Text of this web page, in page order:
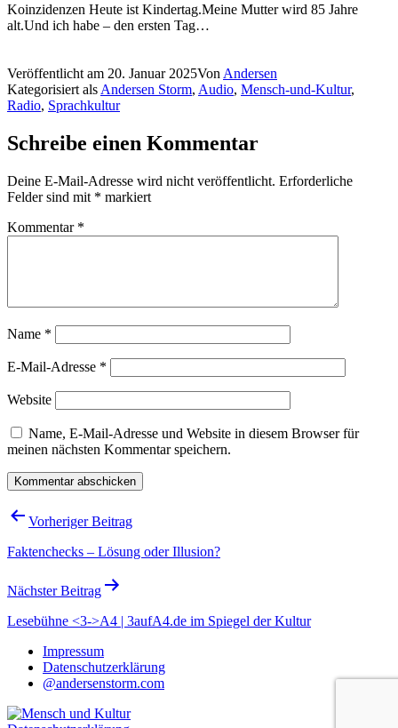
Koinzidenzen Heute ist Kindertag.Meine Mutter wird 85 Jahre
alt.Und ich habe – den ersten Tag…
Veröffentlicht am 20. Januar 2025Von Andersen
Kategorisiert als Andersen Storm, Audio, Mensch-und-Kultur,
Radio, Sprachkultur
Schreibe einen Kommentar
Deine E-Mail-Adresse wird nicht veröffentlicht. Erforderliche
Felder sind mit * markiert
Kommentar *
Name *
E-Mail-Adresse *
Website
Name, E-Mail-Adresse und Website in diesem Browser für
meinen nächsten Kommentar speichern.
Beitragsnavigation
Vorheriger Beitrag
Faktenchecks – Lösung oder Illusion?
Nächster Beitrag
Lesebühne <3->A4 | 3aufA4.de im Spiegel der Kultur
Impressum
Datenschutzerklärung
@andersenstorm.com